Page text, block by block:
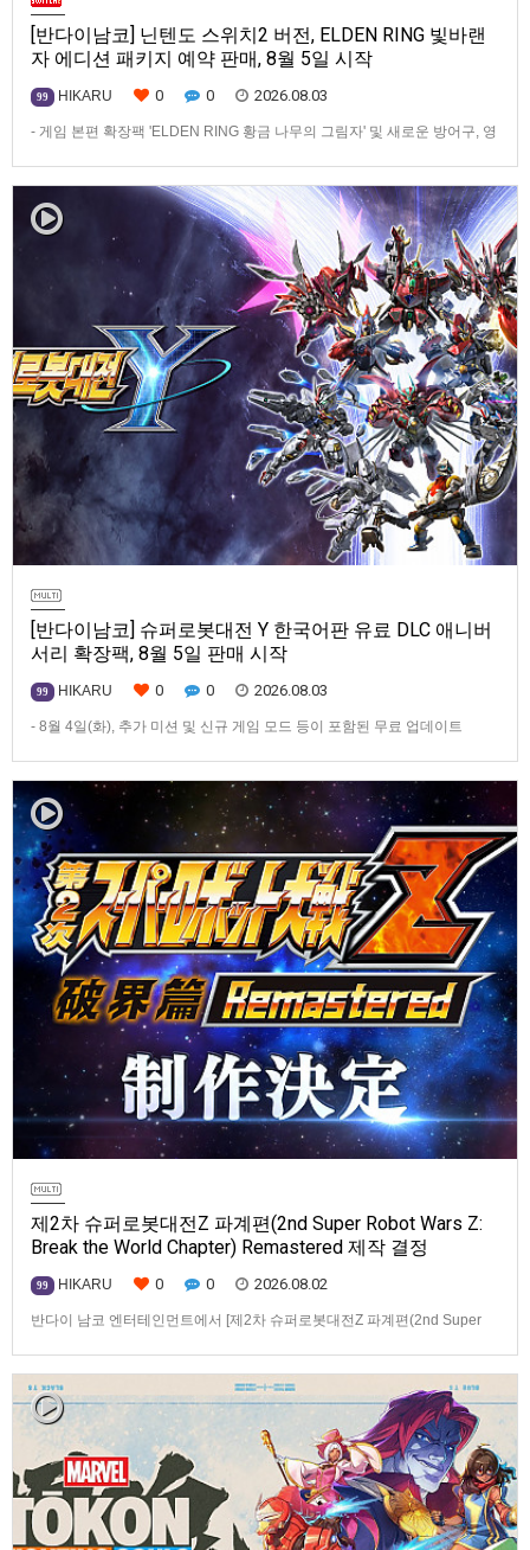
[반다이남코] 닌텐도 스위치2 버전, ELDEN RING 빛바랜
자 에디션 패키지 예약 판매, 8월 5일 시작
99 HIKARU 0 0 2026.08.03
- 게임 본편 확장팩 'ELDEN RING 황금 나무의 그림자' 및 새로운 방어구, 영
문 판매를 8월 5일(수)부터 시작한다고 발표했다.‘ELDEN RING 빛바랜 자
에디션’에는 ‘ELDEN R…
[반다이남코] 슈퍼로봇대전 Y 한국어판 유료 DLC 애니버
서리 확장팩, 8월 5일 판매 시작
99 HIKARU 0 0 2026.08.03
- 8월 4일(화), 추가 미션 및 신규 게임 모드 등이 포함된 무료 업데이트
Switch™, Steam®용 ‘슈퍼로봇대전 Y’(한국어판)의 유료 DLC ‘애니버서리
확장팩’을 2026년 …
제2차 슈퍼로봇대전Z 파계편(2nd Super Robot Wars Z:
Break the World Chapter) Remastered 제작 결정
99 HIKARU 0 0 2026.08.02
반다이 남코 엔터테인먼트에서 [제2차 슈퍼로봇대전Z 파계편(2nd Super
판[제2차 슈퍼로봇대전Z 파계편]은 2011년 PSP로 발매되었으며, 2012년
에 발매되었던 [제2…